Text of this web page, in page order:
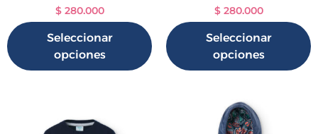
$280.000
Seleccionar
opciones
$280.000
Seleccionar
opciones